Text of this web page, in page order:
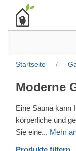
Startseite /
Moderne
Eine Sauna kann
körperliche und
Sie eine... Mehr